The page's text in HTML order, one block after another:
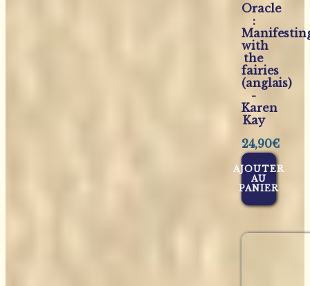
Oracle
:
with
the
fairies
(anglais)
-
Karen
Kay
24,90€
AJOUTER
AU
PANIER